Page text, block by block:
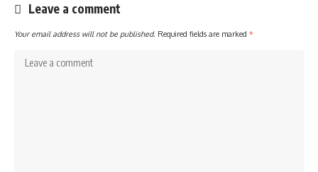
Leave a comment
Your email address will not be published. Required fields are marked *